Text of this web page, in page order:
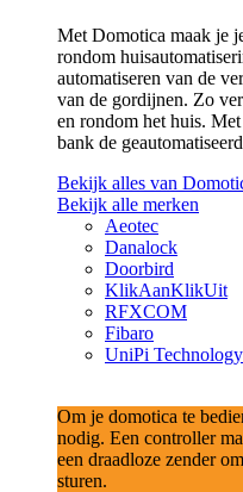
Met Domotica maak je
rondom
automatiseren van de
van de gordijnen. Zo
en rondom het huis.
bank de
Bekijk alles van
Bekijk alle merken
Aeotec
Danalock
Doorbird
KlikAanKlikUit
RFXCOM
Fibaro
UniPi
Om je domotica te
nodig. Een controller
een draadloze zender
sturen.